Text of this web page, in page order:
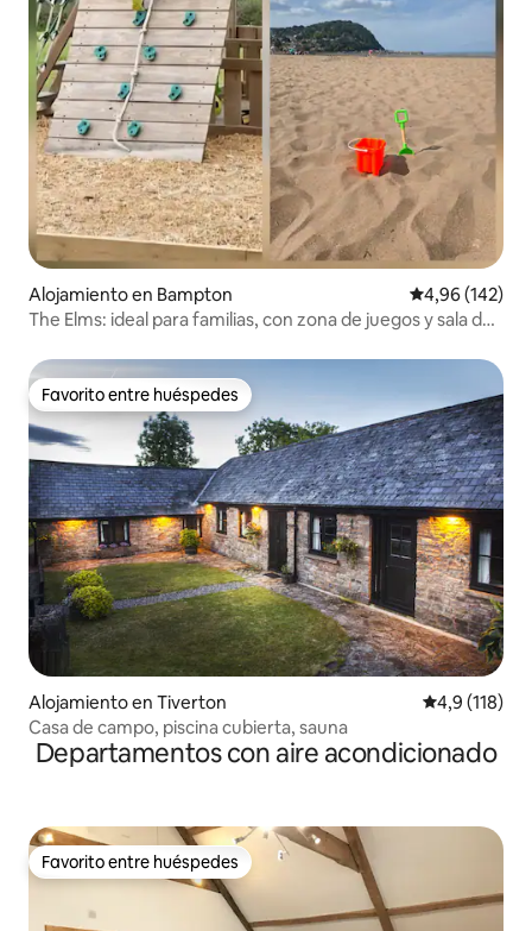
Alojamiento en Bampton Calificación
4,96 (142)
The Elms: ideal para familias, con zona de juegos y sala de
Favorito entre huéspedes
Favorito entre huéspedes
Alojamiento en Tiverton Calificación
4,9 (118)
Casa de campo, piscina cubierta, sauna
Departamentos con aire acondicionado
Favorito entre huéspedes
Favorito entre huéspedes